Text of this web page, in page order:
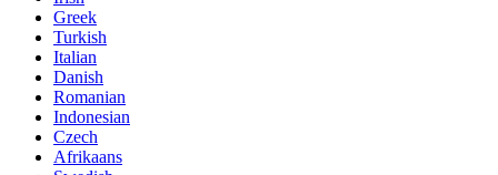
Greek
Turkish
Italian
Danish
Romanian
Indonesian
Czech
Afrikaans